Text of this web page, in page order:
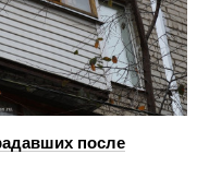
после